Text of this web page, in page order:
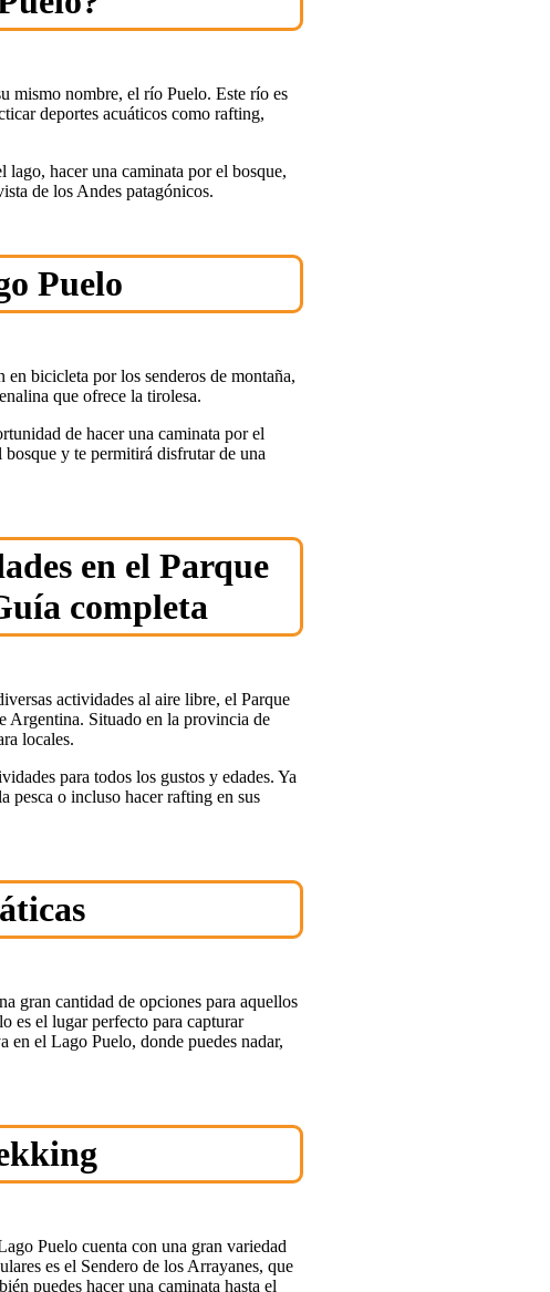
mismo nombre, el río Puelo. Este río es
deportes acuáticos como rafting,
lago, hacer una caminata por el bosque,
de los Andes patagónicos.
Puelo
en bicicleta por los senderos de montaña,
que ofrece la tirolesa.
de hacer una caminata por el
bosque y te permitirá disfrutar de una
en el Parque
completa
actividades al aire libre, el Parque
Argentina. Situado en la provincia de
locales.
para todos los gustos y edades. Ya
pesca o incluso hacer rafting en sus
gran cantidad de opciones para aquellos
es el lugar perfecto para capturar
en el Lago Puelo, donde puedes nadar,
Puelo cuenta con una gran variedad
es el Sendero de los Arrayanes, que
puedes hacer una caminata hasta el